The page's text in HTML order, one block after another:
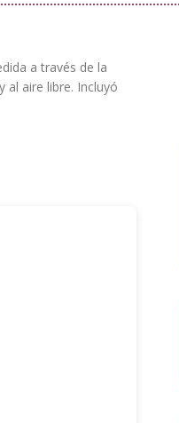
a través de la
al aire libre. Incluyó